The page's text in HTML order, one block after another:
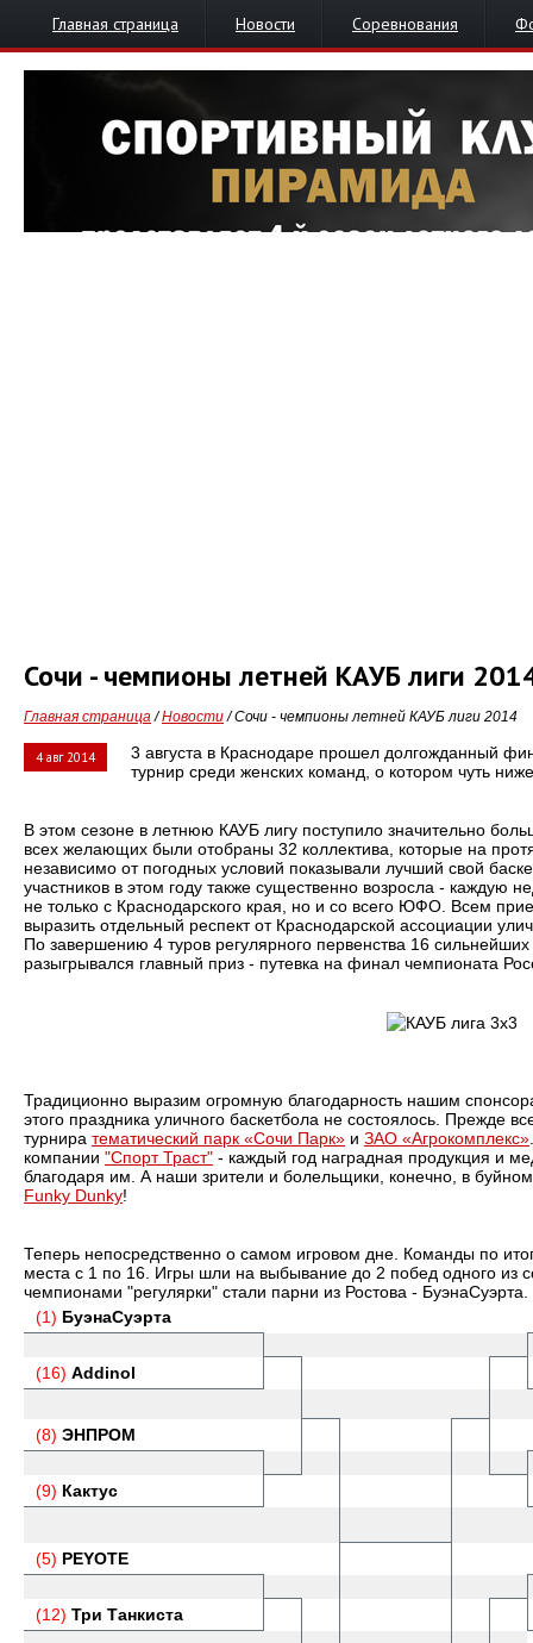
Главная страница Новости Соревнования
Сочи - чемпионы летней КАУБ лиги
Главная страница/Новости/ Сочи - чемпионы летней КАУБ лиги 2014
4 авг 2014
3 августа в Краснодаре прошел долгожданный
турнир среди женских команд, о котором чуть
В этом сезоне в летнюю КАУБ лигу поступило значительно
всех желающих были отобраны 32 коллектива, которые на
независимо от погодных условий показывали лучший свой
участников в этом году также существенно возросла - каждую
не только с Краснодарского края, но и со всего ЮФО. Всем
выразить отдельный респект от Краснодарской ассоциации
По завершению 4 туров регулярного первенства 16
разыгрывался главный приз - путевка на финал чемпионата
Традиционно выразим огромную благодарность нашим
этого праздника уличного баскетбола не состоялось. Прежде
турнира тематический парк «Сочи Парк» и ЗАО «Агрокомплекс»
компании "Спорт Траст" - каждый год наградная продукция и
благодаря им. А наши зрители и болельщики, конечно, в буйном
Funky Dunky!
Теперь непосредственно о самом игровом дне. Команды по
места с 1 по 16. Игры шли на выбывание до 2 побед одного из
чемпионами "регулярки" стали парни из Ростова - БуэнаСуэрта.
(1) БуэнаСуэрта
(16) Addinol
(8) ЭНПРОМ
(9) Кактус
(5) PEYOTE
(12) Три Танкиста